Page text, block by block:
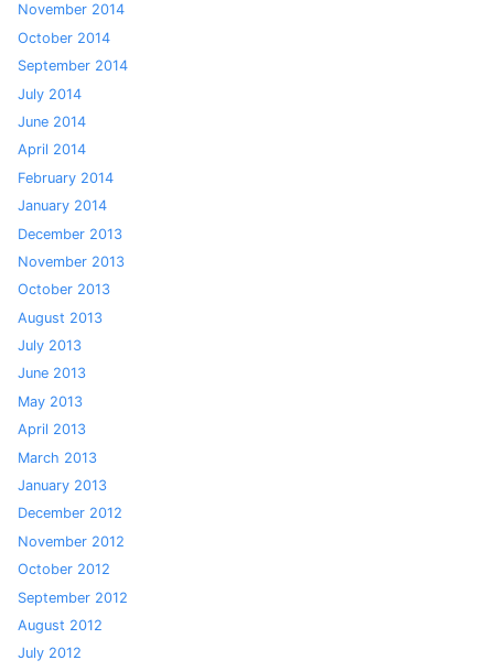
November 2014
October 2014
September 2014
July 2014
June 2014
April 2014
February 2014
January 2014
December 2013
November 2013
October 2013
August 2013
July 2013
June 2013
May 2013
April 2013
March 2013
January 2013
December 2012
November 2012
October 2012
September 2012
August 2012
July 2012